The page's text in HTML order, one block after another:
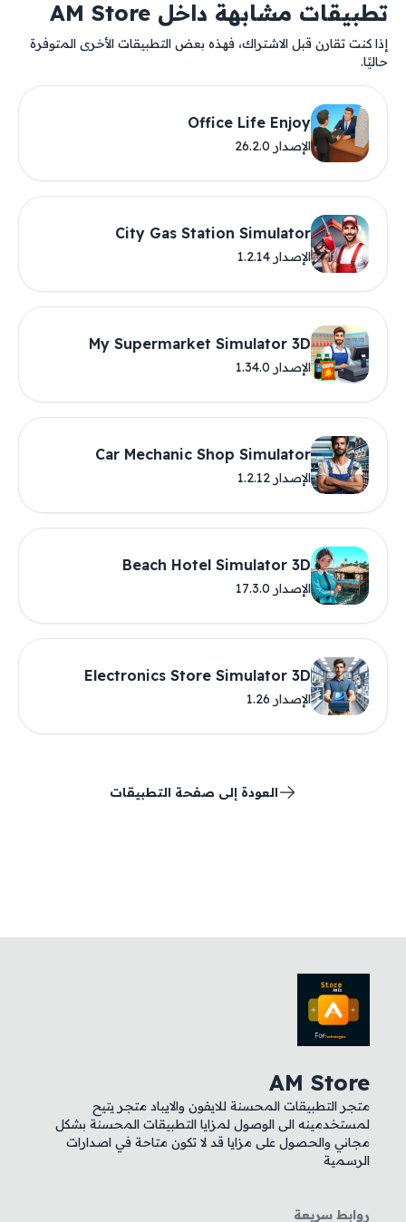
تطبيقات مشابهة داخل AM Store
إذا كنت تقارن قبل الاشتراك، فهذه بعض التطبيقات الأخرى المتوفرة
حاليًا.
Office Life Enjoy
الإصدار 26.2.0
City Gas Station Simulator
الإصدار 1.2.14
My Supermarket Simulator 3D
الإصدار 1.34.0
Car Mechanic Shop Simulator
الإصدار 1.2.12
Beach Hotel Simulator 3D
الإصدار 17.3.0
Electronics Store Simulator 3D
الإصدار 1.26
العودة إلى صفحة التطبيقات
AM Store
متجر التطبيقات المحسنة للايفون والايباد متجر يتيح
لمستخدمينه الى الوصول لمزايا التطبيقات المحسنة بشكل
مجاني والحصول على مزايا قد لا تكون متاحة في اصدارات
الرسمية
روابط سريعة